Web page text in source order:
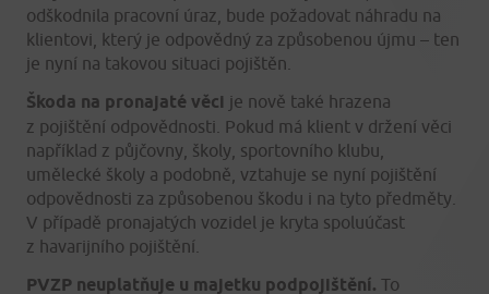
odškodnila pracovní úraz, bude požadovat náhradu na
klientovi, který je odpovědný za způsobenou újmu – ten
je nyní na takovou situaci pojištěn.
Škoda na pronajaté věci je nově také hrazena
z pojištění odpovědnosti. Pokud má klient v držení věci
například z půjčovny, školy, sportovního klubu,
umělecké školy a podobně, vztahuje se nyní pojištění
odpovědnosti za způsobenou škodu i na tyto předměty.
V případě pronajatých vozidel je kryta spoluúčast
z havarijního pojištění.
PVZP neuplatňuje u majetku podpojištění. To